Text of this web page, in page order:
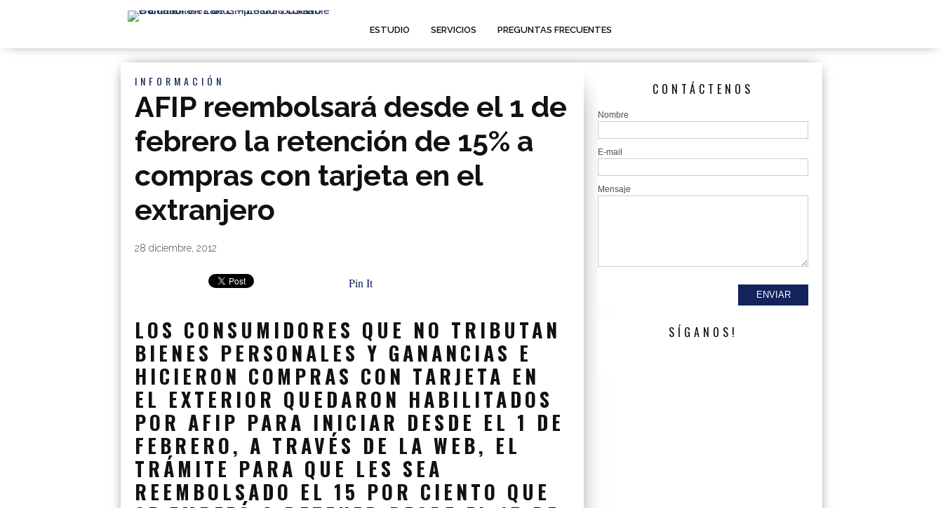
ESTUDIO SERVICIOS PREGUNTAS FRECUENTES
INFORMACIÓN
AFIP reembolsará desde el 1 de
febrero la retención de 15% a
compras con tarjeta en el
extranjero
By|
28 diciembre, 2012
Pin It
LOS CONSUMIDORES QUE NO TRIBUTAN
BIENES PERSONALES Y GANANCIAS E
HICIERON COMPRAS CON TARJETA EN
EL EXTERIOR QUEDARON HABILITADOS
POR AFIP PARA INICIAR DESDE EL 1 DE
FEBRERO, A TRAVÉS DE LA WEB, EL
TRÁMITE PARA QUE LES SEA
REEMBOLSADO EL 15 POR CIENTO QUE
CONTÁCTENOS
Nombre
E-mail
Mensaje
SÍGANOS!